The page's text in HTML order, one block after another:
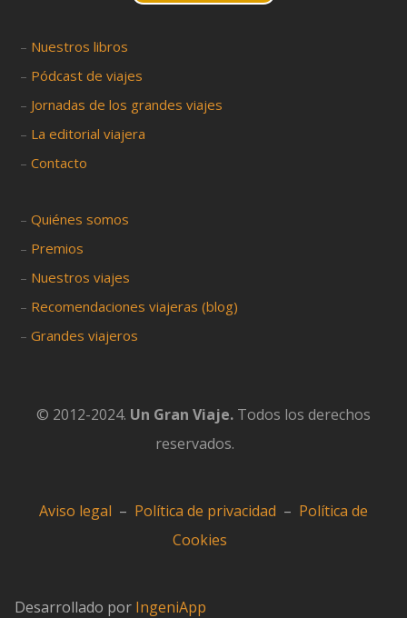
– Nuestros libros
– Pódcast de viajes
– Jornadas de los grandes viajes
– La editorial viajera
–Contacto
–Quiénes somos
– Premios
– Nuestros viajes
– Recomendaciones viajeras (blog)
–Grandes viajeros
© 2012-2024. Un Gran Viaje. Todos los derechos
reservados.
Aviso legal – Política de privacidad – Política de
Cookies
Desarrollado por IngeniApp